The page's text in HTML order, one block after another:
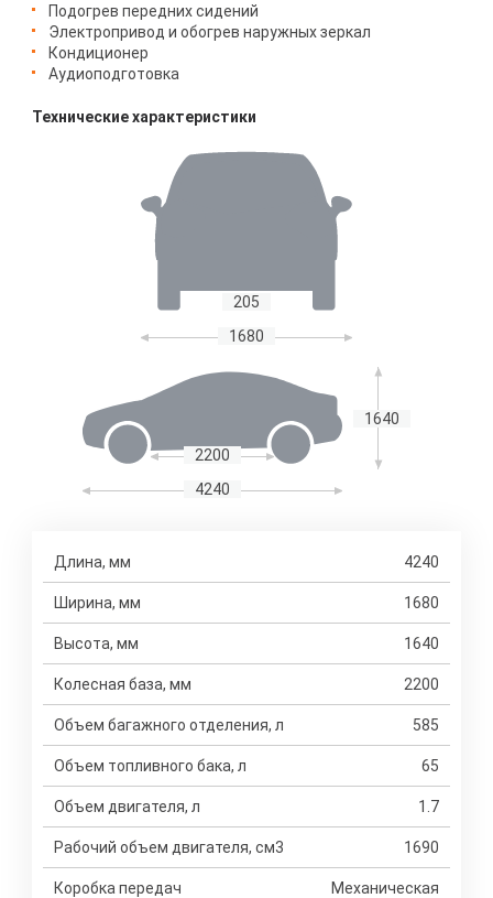
Подогрев передних сидений
Электропривод и обогрев наружных зеркал
Кондиционер
Аудиоподготовка
Технические характеристики
205
1680
2200
1640
4240
Длина, мм 4240
Ширина, мм 1680
Высота, мм 1640
Колесная база, мм 2200
Объем багажного отделения, л 585
Объем топливного бака, л 65
Объем двигателя, л 1.7
Рабочий объем двигателя, см3 1690
Коробка передач Механическая